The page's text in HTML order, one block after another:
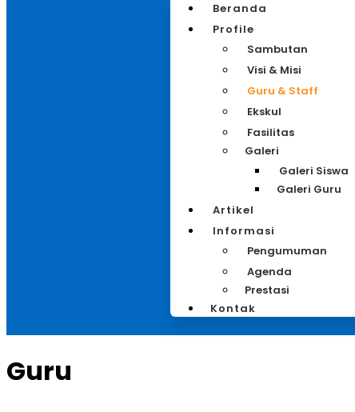
Beranda
Profile
Sambutan
Visi & Misi
Guru & Staff
Ekskul
Fasilitas
Galeri
Galeri Siswa
Galeri Guru
Artikel
Informasi
Pengumuman
Agenda
Prestasi
Kontak
Guru